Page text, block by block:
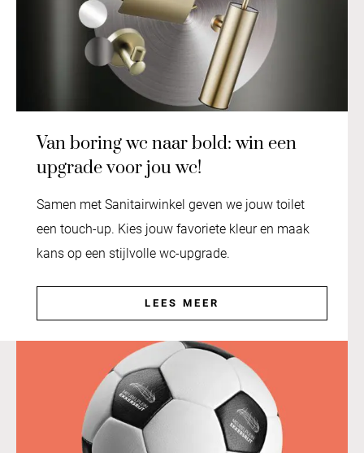
Van boring wc naar bold: win een
upgrade voor jou wc!
Samen met Sanitairwinkel geven we jouw toilet
een touch-up. Kies jouw favoriete kleur en maak
kans op een stijlvolle wc-upgrade.
LEES MEER